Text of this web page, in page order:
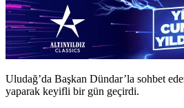
Uludağ’da Başkan Dündar’la sohbet
yaparak keyifli bir gün geçirdi.